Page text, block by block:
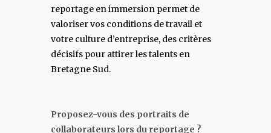
reportage en immersion permet de
valoriser vos conditions de travail et
votre culture d’entreprise, des critères
décisifs pour attirer les talents en
Bretagne Sud.
Proposez-vous des portraits de
collaborateurs lors du reportage ?